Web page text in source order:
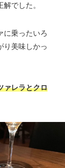
でした。
に乗ったいろ
り美味しかっ
ァレラとクロ